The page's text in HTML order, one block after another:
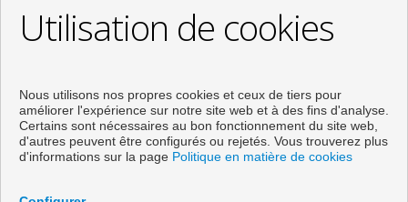
SUIVEZ-NOUS
Utilisation de cookies
Nous utilisons nos propres cookies et ceux de tiers pour
améliorer l'expérience sur notre site web et à des fins d'analyse.
Certains sont nécessaires au bon fonctionnement du site web,
d'autres peuvent être configurés ou rejetés. Vous trouverez plus
d'informations sur la page Politique en matière de cookies